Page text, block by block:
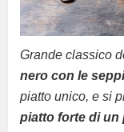
Grande classico
nero con le
piatto unico, e si
piatto forte di un